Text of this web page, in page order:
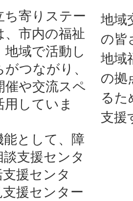
ち寄りステー
、市内の福祉
地域で活動し
つながり、
催や交流スペ
していま
能として、障
支援センタ
援センタ
援センター
地域
の皆
地域
の拠
るた
支援